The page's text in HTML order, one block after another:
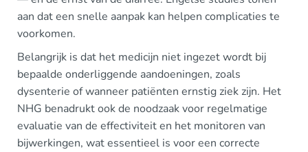
aan dat een snelle aanpak kan helpen complicaties te
voorkomen.
Belangrijk is dat het medicijn niet ingezet wordt bij
bepaalde onderliggende aandoeningen, zoals
dysenterie of wanneer patiënten ernstig ziek zijn. Het
NHG benadrukt ook de noodzaak voor regelmatige
evaluatie van de effectiviteit en het monitoren van
bijwerkingen, wat essentieel is voor een correcte